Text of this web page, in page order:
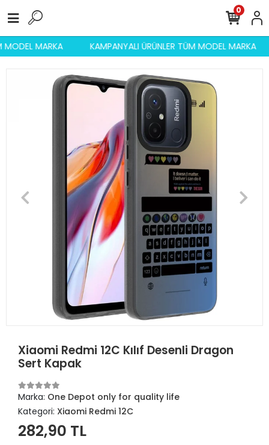
MODEL MARKA KAMPANYALI ÜRÜNLER TÜM MODEL MARKA
0
Xiaomi Redmi 12C Kılıf Desenli Dragon
Sert Kapak
Marka: One Depot only for quality life
Kategori: Xiaomi Redmi 12C
282,90 TL